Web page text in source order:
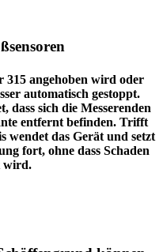
315 angehoben wird oder
automatisch gestoppt.
dass sich die Messerenden
entfernt befinden. Trifft
das Gerät und setzt
fort, ohne dass Schaden
wird.